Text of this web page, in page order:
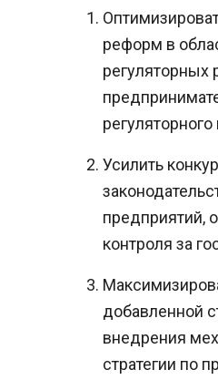
реформ в
регуляторных
Усилить
предприятий,
контроля за
добавленной
внедрения
стратегии по